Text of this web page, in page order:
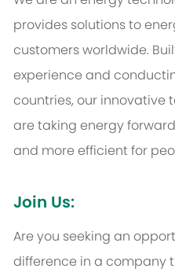
provides solutions to
customers worldwide.
experience and
countries, our innovative
are taking energy
and more efficient for
Join Us:
Are you seeking an
difference in a company